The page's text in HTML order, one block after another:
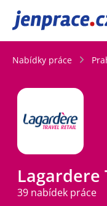
JenPráce.cz
Nabídky práce
Lagardere
39 nabídek práce